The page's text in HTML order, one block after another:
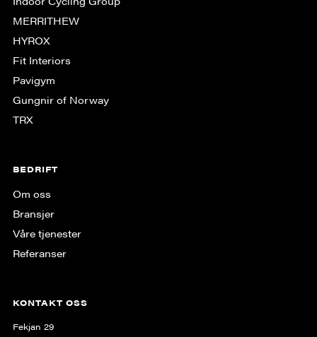
MERRITHEW
HYROX
Fit Interiors
Pavigym
Gungnir of Norway
TRX
BEDRIFT
Om oss
Bransjer
Våre tjenester
Referanser
KONTAKT OSS
Fekjan 29